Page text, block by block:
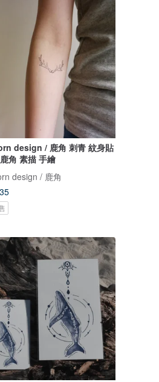
design / 鹿角 刺青 紋身貼
角 素描 手繪
design / 鹿角